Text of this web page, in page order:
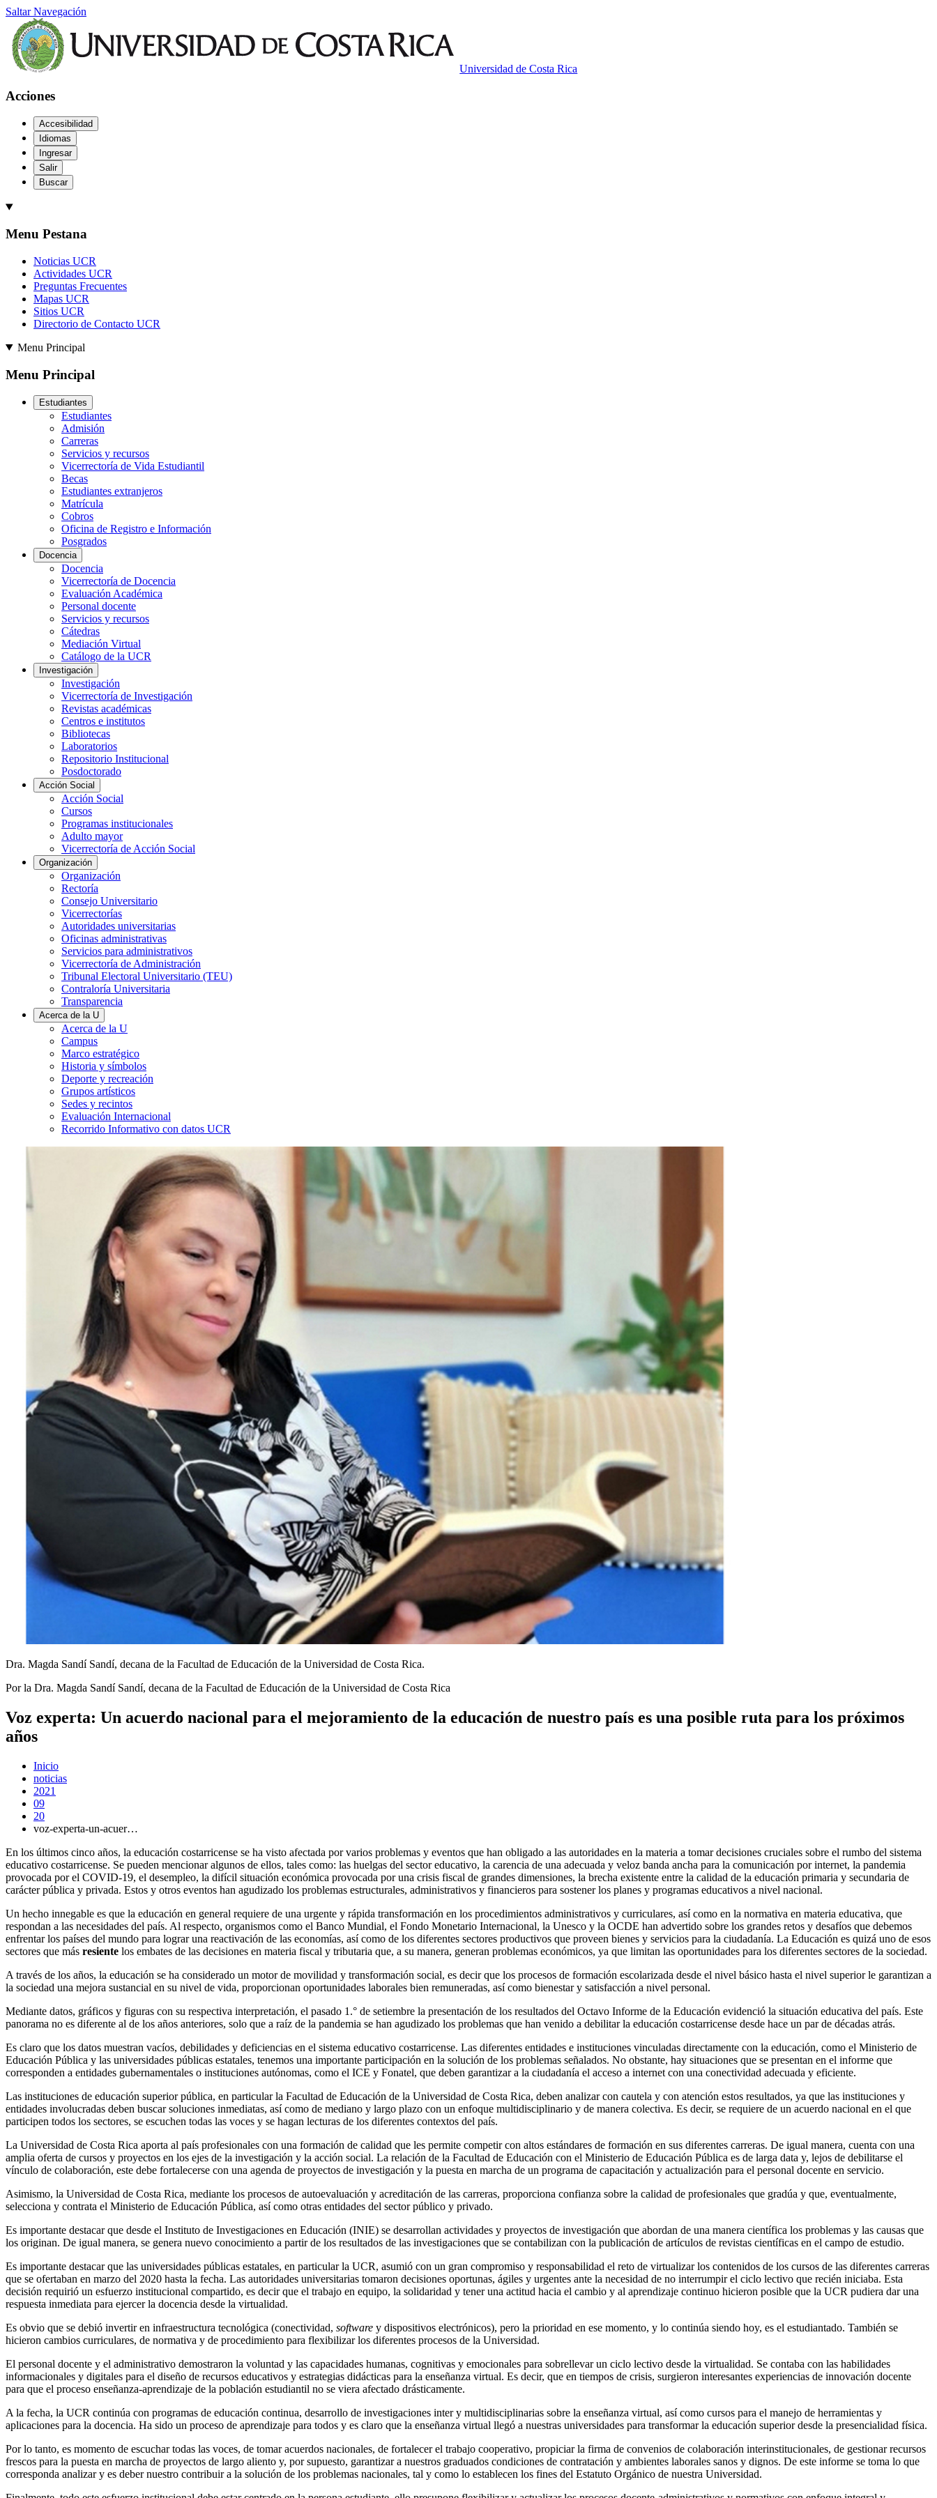
Saltar Navegación
Universidad de Costa Rica
Acciones
Accesibilidad
Idiomas
Ingresar
Salir
Buscar
Menu Pestana
Noticias UCR
Actividades UCR
Preguntas Frecuentes
Mapas UCR
Sitios UCR
Directorio de Contacto UCR
Menu Principal
Menu Principal
Estudiantes
Estudiantes
Admisión
Carreras
Servicios y recursos
Vicerrectoría de Vida Estudiantil
Becas
Estudiantes extranjeros
Matrícula
Cobros
Oficina de Registro e Información
Posgrados
Docencia
Docencia
Vicerrectoría de Docencia
Evaluación Académica
Personal docente
Servicios y recursos
Cátedras
Mediación Virtual
Catálogo de la UCR
Investigación
Investigación
Vicerrectoría de Investigación
Revistas académicas
Centros e institutos
Bibliotecas
Laboratorios
Repositorio Institucional
Posdoctorado
Acción Social
Acción Social
Cursos
Programas institucionales
Adulto mayor
Vicerrectoría de Acción Social
Organización
Organización
Rectoría
Consejo Universitario
Vicerrectorías
Autoridades universitarias
Oficinas administrativas
Servicios para administrativos
Vicerrectoría de Administración
Tribunal Electoral Universitario (TEU)
Contraloría Universitaria
Transparencia
Acerca de la U
Acerca de la U
Campus
Marco estratégico
Historia y símbolos
Deporte y recreación
Grupos artísticos
Sedes y recintos
Evaluación Internacional
Recorrido Informativo con datos UCR
Dra. Magda Sandí Sandí, decana de la Facultad de Educación de la Universidad de Costa Rica.
Por la Dra. Magda Sandí Sandí, decana de la Facultad de Educación de la Universidad de Costa Rica
Voz experta: Un acuerdo nacional para el mejoramiento de la educación de nuestro país es una posible ruta para los próximos
años
Inicio
noticias
2021
09
20
voz-experta-un-acuer…
En los últimos cinco años, la educación costarricense se ha visto afectada por varios problemas y eventos que han obligado a las autoridades en la materia a tomar decisiones cruciales sobre el rumbo del sistema
educativo costarricense. Se pueden mencionar algunos de ellos, tales como: las huelgas del sector educativo, la carencia de una adecuada y veloz banda ancha para la comunicación por internet, la pandemia
provocada por el COVID-19, el desempleo, la difícil situación económica provocada por una crisis fiscal de grandes dimensiones, la brecha existente entre la calidad de la educación primaria y secundaria de
carácter pública y privada. Estos y otros eventos han agudizado los problemas estructurales, administrativos y financieros para sostener los planes y programas educativos a nivel nacional.
Un hecho innegable es que la educación en general requiere de una urgente y rápida transformación en los procedimientos administrativos y curriculares, así como en la normativa en materia educativa, que
respondan a las necesidades del país. Al respecto, organismos como el Banco Mundial, el Fondo Monetario Internacional, la Unesco y la OCDE han advertido sobre los grandes retos y desafíos que debemos
enfrentar los países del mundo para lograr una reactivación de las economías, así como de los diferentes sectores productivos que proveen bienes y servicios para la ciudadanía. La Educación es quizá uno de esos
sectores que más resiente los embates de las decisiones en materia fiscal y tributaria que, a su manera, generan problemas económicos, ya que limitan las oportunidades para los diferentes sectores de la sociedad.
A través de los años, la educación se ha considerado un motor de movilidad y transformación social, es decir que los procesos de formación escolarizada desde el nivel básico hasta el nivel superior le garantizan a
la sociedad una mejora sustancial en su nivel de vida, proporcionan oportunidades laborales bien remuneradas, así como bienestar y satisfacción a nivel personal.
Mediante datos, gráficos y figuras con su respectiva interpretación, el pasado 1.° de setiembre la presentación de los resultados del Octavo Informe de la Educación evidenció la situación educativa del país. Este
panorama no es diferente al de los años anteriores, solo que a raíz de la pandemia se han agudizado los problemas que han venido a debilitar la educación costarricense desde hace un par de décadas atrás.
Es claro que los datos muestran vacíos, debilidades y deficiencias en el sistema educativo costarricense. Las diferentes entidades e instituciones vinculadas directamente con la educación, como el Ministerio de
Educación Pública y las universidades públicas estatales, tenemos una importante participación en la solución de los problemas señalados. No obstante, hay situaciones que se presentan en el informe que
corresponden a entidades gubernamentales o instituciones autónomas, como el ICE y Fonatel, que deben garantizar a la ciudadanía el acceso a internet con una conectividad adecuada y eficiente.
Las instituciones de educación superior pública, en particular la Facultad de Educación de la Universidad de Costa Rica, deben analizar con cautela y con atención estos resultados, ya que las instituciones y
entidades involucradas deben buscar soluciones inmediatas, así como de mediano y largo plazo con un enfoque multidisciplinario y de manera colectiva. Es decir, se requiere de un acuerdo nacional en el que
participen todos los sectores, se escuchen todas las voces y se hagan lecturas de los diferentes contextos del país.
La Universidad de Costa Rica aporta al país profesionales con una formación de calidad que les permite competir con altos estándares de formación en sus diferentes carreras. De igual manera, cuenta con una
amplia oferta de cursos y proyectos en los ejes de la investigación y la acción social. La relación de la Facultad de Educación con el Ministerio de Educación Pública es de larga data y, lejos de debilitarse el
vínculo de colaboración, este debe fortalecerse con una agenda de proyectos de investigación y la puesta en marcha de un programa de capacitación y actualización para el personal docente en servicio.
Asimismo, la Universidad de Costa Rica, mediante los procesos de autoevaluación y acreditación de las carreras, proporciona confianza sobre la calidad de profesionales que gradúa y que, eventualmente,
selecciona y contrata el Ministerio de Educación Pública, así como otras entidades del sector público y privado.
Es importante destacar que desde el Instituto de Investigaciones en Educación (INIE) se desarrollan actividades y proyectos de investigación que abordan de una manera científica los problemas y las causas que
los originan. De igual manera, se genera nuevo conocimiento a partir de los resultados de las investigaciones que se contabilizan con la publicación de artículos de revistas científicas en el campo de estudio.
Es importante destacar que las universidades públicas estatales, en particular la UCR, asumió con un gran compromiso y responsabilidad el reto de virtualizar los contenidos de los cursos de las diferentes carreras
que se ofertaban en marzo del 2020 hasta la fecha. Las autoridades universitarias tomaron decisiones oportunas, ágiles y urgentes ante la necesidad de no interrumpir el ciclo lectivo que recién iniciaba. Esta
decisión requirió un esfuerzo institucional compartido, es decir que el trabajo en equipo, la solidaridad y tener una actitud hacia el cambio y al aprendizaje continuo hicieron posible que la UCR pudiera dar una
respuesta inmediata para ejercer la docencia desde la virtualidad.
Es obvio que se debió invertir en infraestructura tecnológica (conectividad, software y dispositivos electrónicos), pero la prioridad en ese momento, y lo continúa siendo hoy, es el estudiantado. También se
hicieron cambios curriculares, de normativa y de procedimiento para flexibilizar los diferentes procesos de la Universidad.
El personal docente y el administrativo demostraron la voluntad y las capacidades humanas, cognitivas y emocionales para sobrellevar un ciclo lectivo desde la virtualidad. Se contaba con las habilidades
informacionales y digitales para el diseño de recursos educativos y estrategias didácticas para la enseñanza virtual. Es decir, que en tiempos de crisis, surgieron interesantes experiencias de innovación docente
para que el proceso enseñanza-aprendizaje de la población estudiantil no se viera afectado drásticamente.
A la fecha, la UCR continúa con programas de educación continua, desarrollo de investigaciones inter y multidisciplinarias sobre la enseñanza virtual, así como cursos para el manejo de herramientas y
aplicaciones para la docencia. Ha sido un proceso de aprendizaje para todos y es claro que la enseñanza virtual llegó a nuestras universidades para transformar la educación superior desde la presencialidad física.
Por lo tanto, es momento de escuchar todas las voces, de tomar acuerdos nacionales, de fortalecer el trabajo cooperativo, propiciar la firma de convenios de colaboración interinstitucionales, de gestionar recursos
frescos para la puesta en marcha de proyectos de largo aliento y, por supuesto, garantizar a nuestros graduados condiciones de contratación y ambientes laborales sanos y dignos. De este informe se toma lo que
corresponda analizar y es deber nuestro contribuir a la solución de los problemas nacionales, tal y como lo establecen los fines del Estatuto Orgánico de nuestra Universidad.